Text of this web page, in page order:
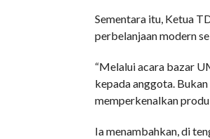
Sementara itu, Ketua
perbelanjaan modern
“Melalui acara bazar
kepada anggota.
memperkenalkan
Ia menambahkan, di